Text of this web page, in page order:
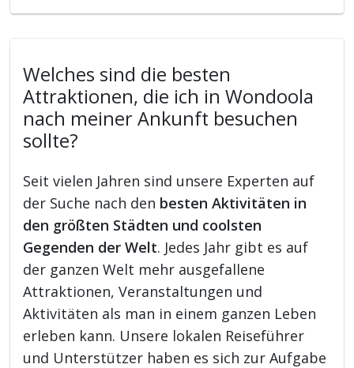
Welches sind die besten
Attraktionen, die ich in Wondoola
nach meiner Ankunft besuchen
sollte?
Seit vielen Jahren sind unsere Experten auf
der Suche nach den besten Aktivitäten in
den größten Städten und coolsten
Gegenden der Welt. Jedes Jahr gibt es auf
der ganzen Welt mehr ausgefallene
Attraktionen, Veranstaltungen und
Aktivitäten als man in einem ganzen Leben
erleben kann. Unsere lokalen Reiseführer
und Unterstützer haben es sich zur Aufgabe